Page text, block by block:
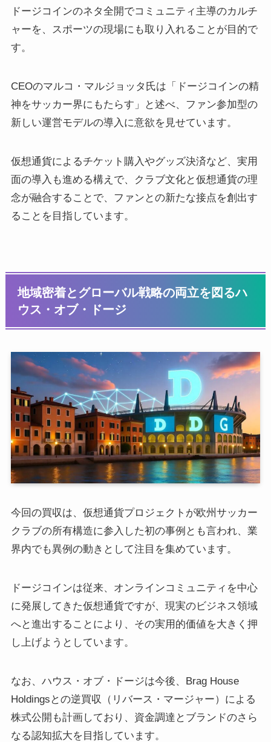
ドージコインのネタ全開でコミュニティ主導のカルチ
ャーを、スポーツの現場にも取り入れることが目的で
す。
CEOのマルコ・マルジョッタ氏は「ドージコインの精
神をサッカー界にもたらす」と述べ、ファン参加型の
新しい運営モデルの導入に意欲を見せています。
仮想通貨によるチケット購入やグッズ決済など、実用
面の導入も進める構えで、クラブ文化と仮想通貨の理
念が融合することで、ファンとの新たな接点を創出す
ることを目指しています。
地域密着とグローバル戦略の両立を図るハ
ウス・オブ・ドージ
今回の買収は、仮想通貨プロジェクトが欧州サッカー
クラブの所有構造に参入した初の事例とも言われ、業
界内でも異例の動きとして注目を集めています。
ドージコインは従来、オンラインコミュニティを中心
に発展してきた仮想通貨ですが、現実のビジネス領域
へと進出することにより、その実用的価値を大きく押
し上げようとしています。
なお、ハウス・オブ・ドージは今後、Brag House
Holdingsとの逆買収（リバース・マージャー）による
株式公開も計画しており、資金調達とブランドのさら
なる認知拡大を目指しています。